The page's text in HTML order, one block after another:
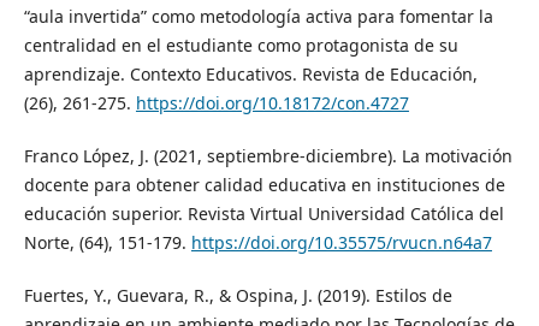
“aula invertida” como metodología activa para fomentar la
centralidad en el estudiante como protagonista de su
aprendizaje. Contexto Educativos. Revista de Educación,
(26), 261-275. https://doi.org/10.18172/con.4727
Franco López, J. (2021, septiembre-diciembre). La motivación
docente para obtener calidad educativa en instituciones de
educación superior. Revista Virtual Universidad Católica del
Norte, (64), 151-179. https://doi.org/10.35575/rvucn.n64a7
Fuertes, Y., Guevara, R., & Ospina, J. (2019). Estilos de